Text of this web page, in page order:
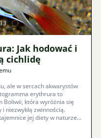
13
Jak hodować i
cichlidę
ale w sercach akwarystów
erythrura to
Boliwii, która wyróżnia się
niezwykłą zwinnością.
jej diety w naturze
zdrową generację w